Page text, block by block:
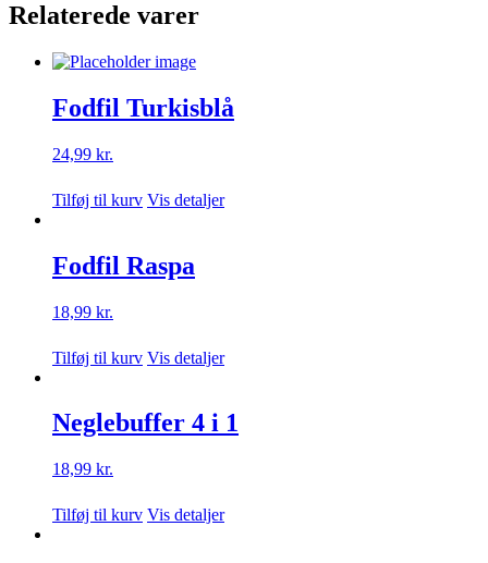
Relaterede varer
Fodfil Turkisblå
24,99 kr.
Tilføj til kurv Vis detaljer
Fodfil Raspa
18,99 kr.
Tilføj til kurv Vis detaljer
Neglebuffer 4 i 1
18,99 kr.
Tilføj til kurv Vis detaljer